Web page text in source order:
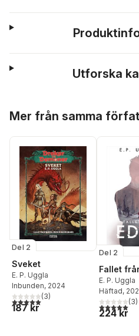
Utforska
Mer från samma
Del 2
Sveket
E. P. Uggla
Inbunden, 2024
5,0utav 5 stjärnor. Totalt antal röster:
(3)
187 kr
Del 2
Fallet
E. P. Uggla
Häftad,
5,0utav 5(3)
224 kr